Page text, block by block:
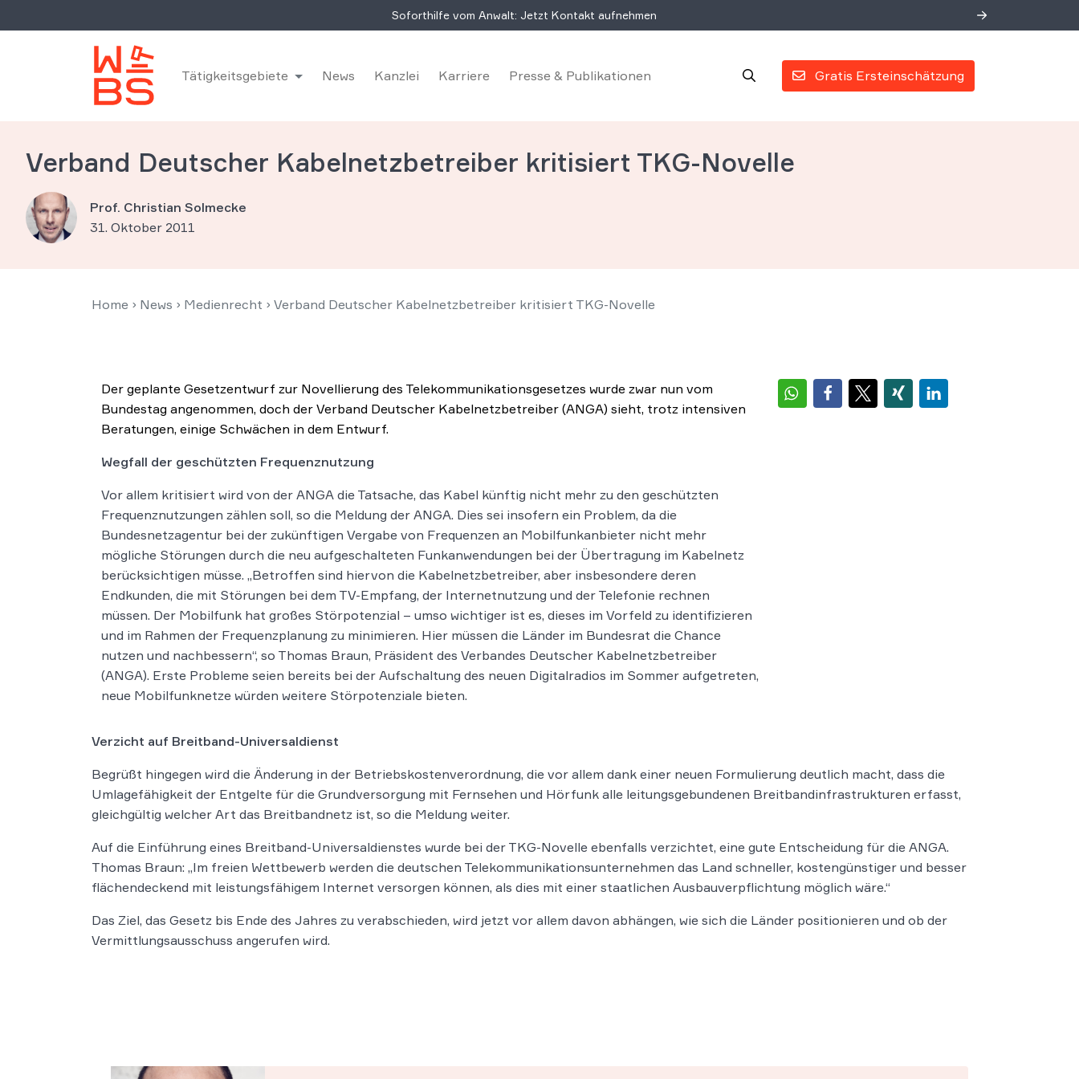
Soforthilfe vom Anwalt: Jetzt Kontakt aufnehmen
Gratis Ersteinschätzung
Tätigkeitsgebiete News Kanzlei Karriere Presse & Publikationen
Verband Deutscher Kabelnetzbetreiber kritisiert TKG-Novelle
Prof. Christian Solmecke
31. Oktober 2011
Home › News › Medienrecht › Verband Deutscher Kabelnetzbetreiber kritisiert TKG-Novelle
Der geplante Gesetzentwurf zur Novellierung des Telekommunikationsgesetzes wurde zwar nun vom
Bundestag angenommen, doch der Verband Deutscher Kabelnetzbetreiber (ANGA) sieht, trotz intensiven
Beratungen, einige Schwächen in dem Entwurf.
Wegfall der geschützten Frequenznutzung
Vor allem kritisiert wird von der ANGA die Tatsache, das Kabel künftig nicht mehr zu den geschützten
Frequenznutzungen zählen soll, so die Meldung der ANGA. Dies sei insofern ein Problem, da die
Bundesnetzagentur bei der zukünftigen Vergabe von Frequenzen an Mobilfunkanbieter nicht mehr
mögliche Störungen durch die neu aufgeschalteten Funkanwendungen bei der Übertragung im Kabelnetz
berücksichtigen müsse. „Betroffen sind hiervon die Kabelnetzbetreiber, aber insbesondere deren
Endkunden, die mit Störungen bei dem TV-Empfang, der Internetnutzung und der Telefonie rechnen
müssen. Der Mobilfunk hat großes Störpotenzial – umso wichtiger ist es, dieses im Vorfeld zu identifizieren
und im Rahmen der Frequenzplanung zu minimieren. Hier müssen die Länder im Bundesrat die Chance
nutzen und nachbessern“, so Thomas Braun, Präsident des Verbandes Deutscher Kabelnetzbetreiber
(ANGA). Erste Probleme seien bereits bei der Aufschaltung des neuen Digitalradios im Sommer aufgetreten,
neue Mobilfunknetze würden weitere Störpotenziale bieten.
Verzicht auf Breitband-Universaldienst
Begrüßt hingegen wird die Änderung in der Betriebskostenverordnung, die vor allem dank einer neuen Formulierung deutlich macht, dass die
Umlagefähigkeit der Entgelte für die Grundversorgung mit Fernsehen und Hörfunk alle leitungsgebundenen Breitbandinfrastrukturen erfasst,
gleichgültig welcher Art das Breitbandnetz ist, so die Meldung weiter.
Auf die Einführung eines Breitband-Universaldienstes wurde bei der TKG-Novelle ebenfalls verzichtet, eine gute Entscheidung für die ANGA.
Thomas Braun: „Im freien Wettbewerb werden die deutschen Telekommunikationsunternehmen das Land schneller, kostengünstiger und besser
flächendeckend mit leistungsfähigem Internet versorgen können, als dies mit einer staatlichen Ausbauverpflichtung möglich wäre.“
Das Ziel, das Gesetz bis Ende des Jahres zu verabschieden, wird jetzt vor allem davon abhängen, wie sich die Länder positionieren und ob der
Vermittlungsausschuss angerufen wird.